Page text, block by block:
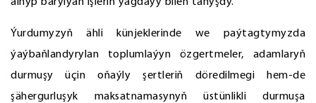
Ýurdumyzyň ähli künjeklerinde we paýtagtymyzda
ýaýbaňlandyrylan toplumlaýyn özgertmeler, adamlaryň
durmuşy üçin oňaýly şertleriň döredilmegi hem-de
şähergurluşyk maksatnamasynyň üstünlikli durmuşa